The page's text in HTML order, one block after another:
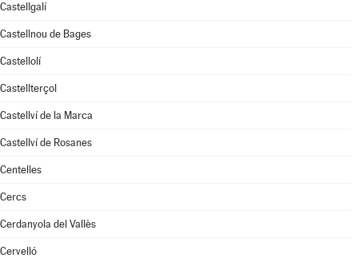
Castellgalí
Castellnou de Bages
Castellolí
Castellterçol
Castellví de la Marca
Castellví de Rosanes
Centelles
Cercs
Cerdanyola del Vallès
Cervelló